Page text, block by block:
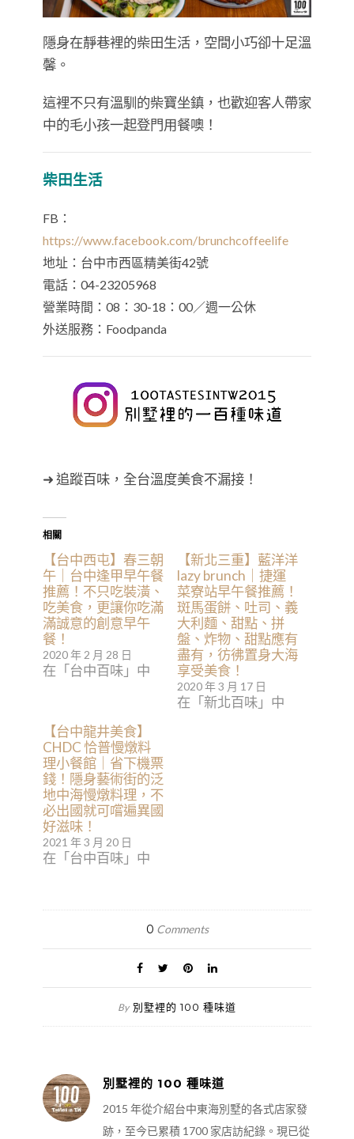
隱身在靜巷裡的柴田生活，空間小巧卻十足溫
馨。
這裡不只有溫馴的柴寶坐鎮，也歡迎客人帶家
中的毛小孩一起登門用餐噢！
柴田生活
FB：
https://www.facebook.com/brunchcoffeelife
地址：台中市西區精美街42號
電話：04-23205968
營業時間：08：30-18：00／週一公休
外送服務：Foodpanda
➜ 追蹤百味，全台溫度美食不漏接！
相關
【台中西屯】春三朝
午｜台中逢甲早午餐
推薦！不只吃裝潢、
吃美食，更讓你吃滿
滿誠意的創意早午
餐！
2020 年 2 月 28 日
在「台中百味」中
【新北三重】藍洋洋
lazy brunch｜捷運
菜寮站早午餐推薦！
斑馬蛋餅、吐司、義
大利麵、甜點、拼
盤、炸物、甜點應有
盡有，彷彿置身大海
享受美食！
2020 年 3 月 17 日
在「新北百味」中
【台中龍井美食】
CHDC 恰普慢燉料
理小餐館｜省下機票
錢！隱身藝術街的泛
地中海慢燉料理，不
必出國就可嚐遍異國
好滋味！
2021 年 3 月 20 日
在「台中百味」中
0 Comments
By 別墅裡的 100 種味道
別墅裡的 100 種味道
2015 年從介紹台中東海別墅的各式店家發
跡，至今已累積 1700 家店訪紀錄。現已從